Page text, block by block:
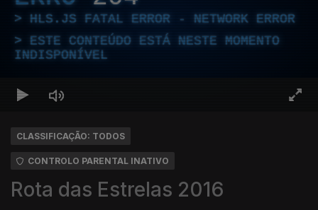
HLS.JS FATAL ERROR - NETWORK ERROR
ESTE CONTEÚDO ESTÁ NESTE MOMENTO
INDISPONÍVEL
CLASSIFICAÇÃO: TODOS
CONTROLO PARENTAL INATIVO
Rota das Estrelas 2016